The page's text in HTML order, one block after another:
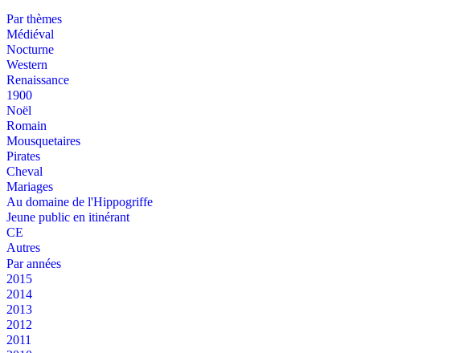
Par thèmes
Médiéval
Nocturne
Western
Renaissance
1900
Noël
Romain
Mousquetaires
Pirates
Cheval
Mariages
Au domaine de l'Hippogriffe
Jeune public en itinérant
CE
Autres
Par années
2015
2014
2013
2012
2011